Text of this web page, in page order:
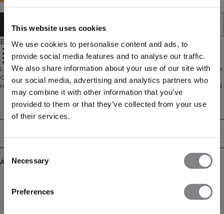
This website uses cookies
We use cookies to personalise content and ads, to
provide social media features and to analyse our traffic.
We also share information about your use of our site with
our social media, advertising and analytics partners who
may combine it with other information that you’ve
provided to them or that they’ve collected from your use
of their services.
Consent
Selection
Necessary
Preferences
IN DEN WARENKORB LEGEN
Beschreibung
Nahtlose Verarbeitung
1/2-Zip
Athletische Passform
Recycelte Fasern
Langärmliges, nahtloses Top mit 1/2‑Zip. Smooth Seamless 1/2 Zip LS ist deine
Go-to-Schicht für Training und Bewegung im Alltag. Das superweiche,
nahtlose Jersey macht jede Bewegung mit und minimiert Reibung, während
der Frontreißverschluss eine fein abstimmbare Belüftung ermöglicht und
Umziehen schnell und einfach macht. Die athletische, körpernahe Passform
sorgt für einen schlanken Look und komfortables Layering, mit
atmungsaktivem Tragegefühl, das dich fokussiert hält. Hergestellt mit
Recyceltes Polyamid, 8% Elasthan.
Technical Aspects
Ähnliche Produkte